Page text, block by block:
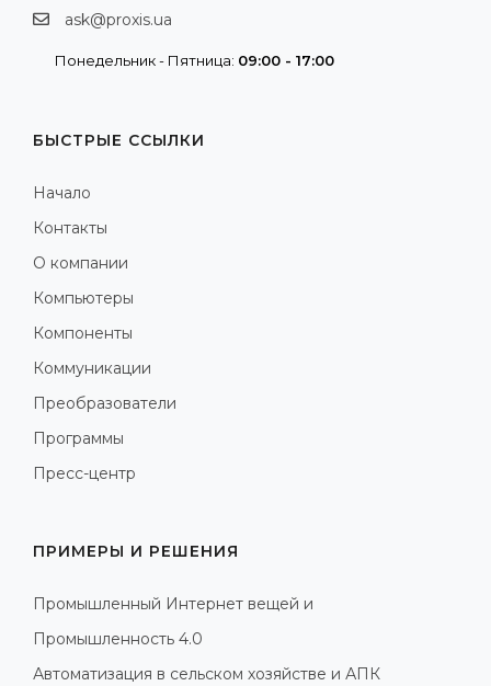
ask@proxis.ua
Понедельник - Пятница: 09:00 - 17:00
БЫСТРЫЕ ССЫЛКИ
Начало
Контакты
О компании
Компьютеры
Компоненты
Коммуникации
Преобразователи
Программы
Пресс-центр
ПРИМЕРЫ И РЕШЕНИЯ
Промышленный Интернет вещей и
Промышленность 4.0
Автоматизация в сельском хозяйстве и АПК